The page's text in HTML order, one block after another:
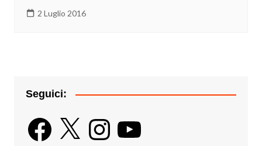
2 Luglio 2016
Seguici:
Facebook
X InstagramYouTube